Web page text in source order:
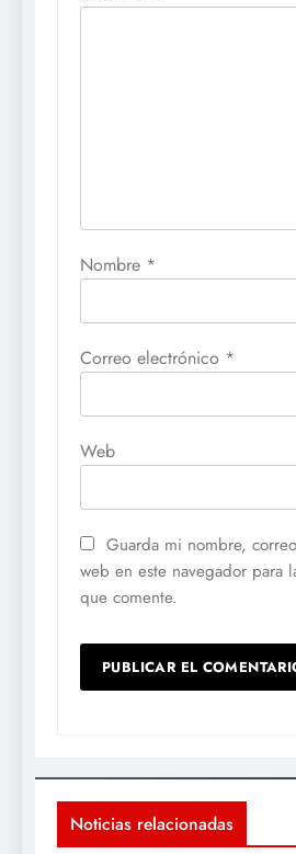
Nombre *
Correo electrónico *
Web
Guarda mi nombre,
web en este navegador para
que comente.
Noticias relacionadas